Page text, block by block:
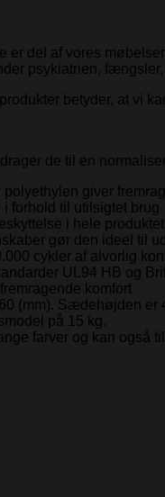
er del af vores
psykiatrien,
betyder, at vi
de til en
giver
forhold til utilsigtet brug
i hele
gør den ideel til
cykler af alvorlig
UL94 HB og
komfort
(mm). Sædehøjden er
på 15 kg.
farver og kan også